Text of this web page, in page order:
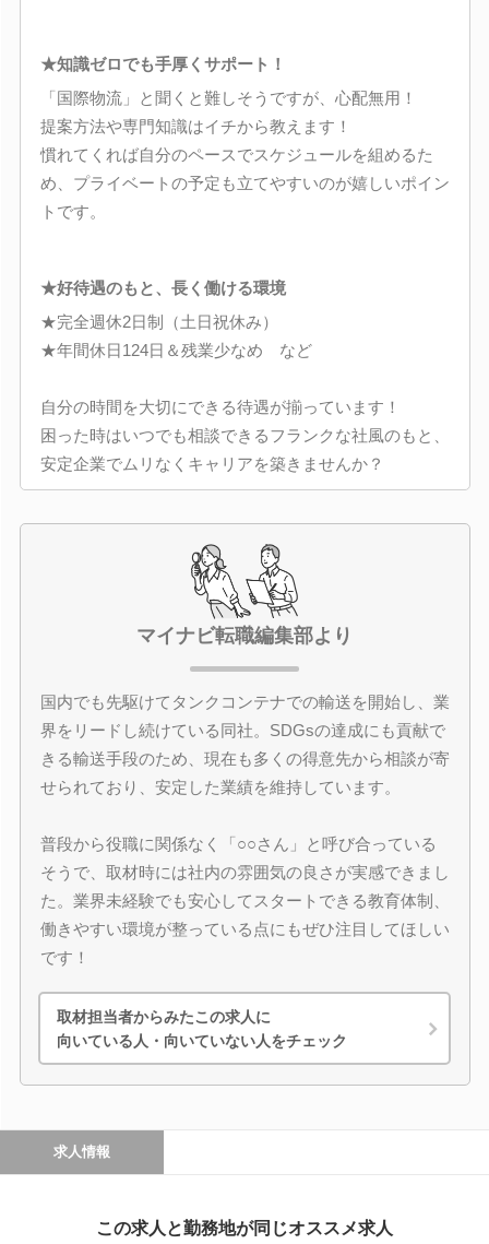
★知識ゼロでも手厚くサポート！
「国際物流」と聞くと難しそうですが、心配無用！
提案方法や専門知識はイチから教えます！
慣れてくれば自分のペースでスケジュールを組めるた
め、プライベートの予定も立てやすいのが嬉しいポイン
トです。
★好待遇のもと、長く働ける環境
★完全週休2日制（土日祝休み）
★年間休日124日＆残業少なめ など
自分の時間を大切にできる待遇が揃っています！
困った時はいつでも相談できるフランクな社風のもと、
安定企業でムリなくキャリアを築きませんか？
マイナビ転職編集部より
国内でも先駆けてタンクコンテナでの輸送を開始し、業
界をリードし続けている同社。SDGsの達成にも貢献で
きる輸送手段のため、現在も多くの得意先から相談が寄
せられており、安定した業績を維持しています。
普段から役職に関係なく「○○さん」と呼び合っている
そうで、取材時には社内の雰囲気の良さが実感できまし
た。業界未経験でも安心してスタートできる教育体制、
働きやすい環境が整っている点にもぜひ注目してほしい
です！
取材担当者からみたこの求人に
向いている人・向いていない人をチェック
求人情報
この求人と勤務地が同じオススメ求人